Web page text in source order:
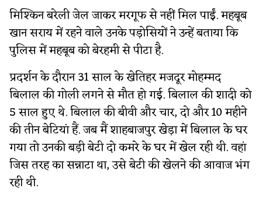
मिश्किन बरेली जेल जाकर मरगूफ से नहीं मिल पाईं. महबूब
खान सराय में रहने वाले उनके पड़ोसियों ने उन्हें बताया कि
पुलिस में महबूब को बेरहमी से पीटा है.
प्रदर्शन के दौरान 31 साल के खेतिहर मजदूर मोहम्मद
बिलाल की गोली लगने से मौत हो गई. बिलाल की शादी को
5 साल हुए थे. बिलाल की बीवी और चार, दो और 10 महीने
की तीन बेटियां हैं. जब मैं शाहबाजपुर खेड़ा में बिलाल के घर
गया तो उनकी बड़ी बेटी दो कमरे के घर में खेल रही थी. वहां
जिस तरह का सन्नाटा था, उसे बेटी की खेलने की आवाज भंग
रही थी.